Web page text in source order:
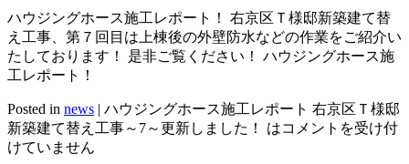
ハウジングホース施工レポート！ 右京区Ｔ様邸新築建て替
え工事、第７回目は上棟後の外壁防水などの作業をご紹介い
たしております！ 是非ご覧ください！ ハウジングホース施
工レポート！
Posted in news | ハウジングホース施工レポート 右京区Ｔ様邸
新築建て替え工事～7～更新しました！ はコメントを受け付
けていません